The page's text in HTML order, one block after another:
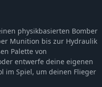
physikbasierten Bomber
Munition bis zur Hydraulik
Palette von
entwerfe deine eigenen
im Spiel, um deinen Flieger